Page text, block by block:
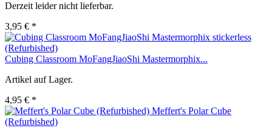
Derzeit leider nicht lieferbar.
3,95 € *
Cubing Classroom MoFangJiaoShi Mastermorphix...
Artikel auf Lager.
4,95 € *
Meffert's Polar Cube
(Refurbished)